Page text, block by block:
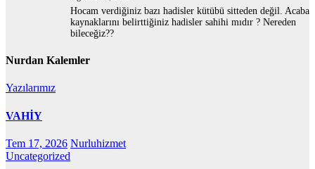
Hocam verdiğiniz bazı hadisler kütübü sitteden değil. Acaba
kaynaklarını belirttiğiniz hadisler sahihi mıdır ? Nereden
bileceğiz??
Nurdan Kalemler
Yazılarımız
VAHİY
Tem 17, 2026 Nurluhizmet
Uncategorized